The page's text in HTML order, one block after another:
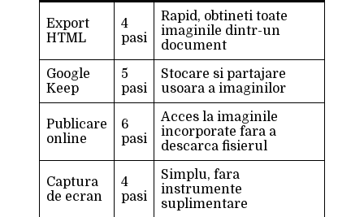
Export
HTML
4
pasi
Rapid, obtineti toate
imaginile dintr-un
document
Google
Keep
5
pasi
Stocare si partajare
usoara a imaginilor
Publicare
online
6
pasi
Acces la imaginile
incorporate fara a
descarca fisierul
Captura
de ecran
4
pasi
Simplu, fara
instrumente
suplimentare